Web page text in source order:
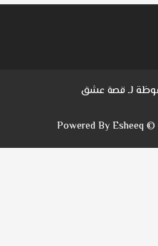
لـقصة عشق
Powered By Esheeq